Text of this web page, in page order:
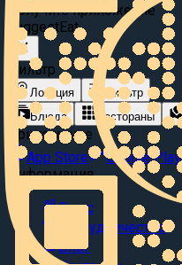
Получите приложение
SuggestEat
Фильтр
Локация
Фильтр
Блюда
Рестораны
Приложение
App Store
Google Play
Информация
О нас
Сотрудничество
Блог